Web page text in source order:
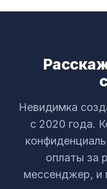
Невидимка
с 2020 года.
оплаты за
мессенджер, и